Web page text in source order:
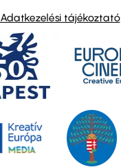
Adatkezelési tájékoztató